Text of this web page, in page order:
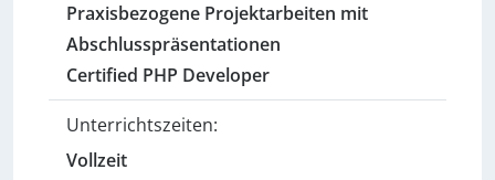
Praxisbezogene Projektarbeiten mit
Abschlusspräsentationen
Certified PHP Developer
Unterrichtszeiten:
Vollzeit